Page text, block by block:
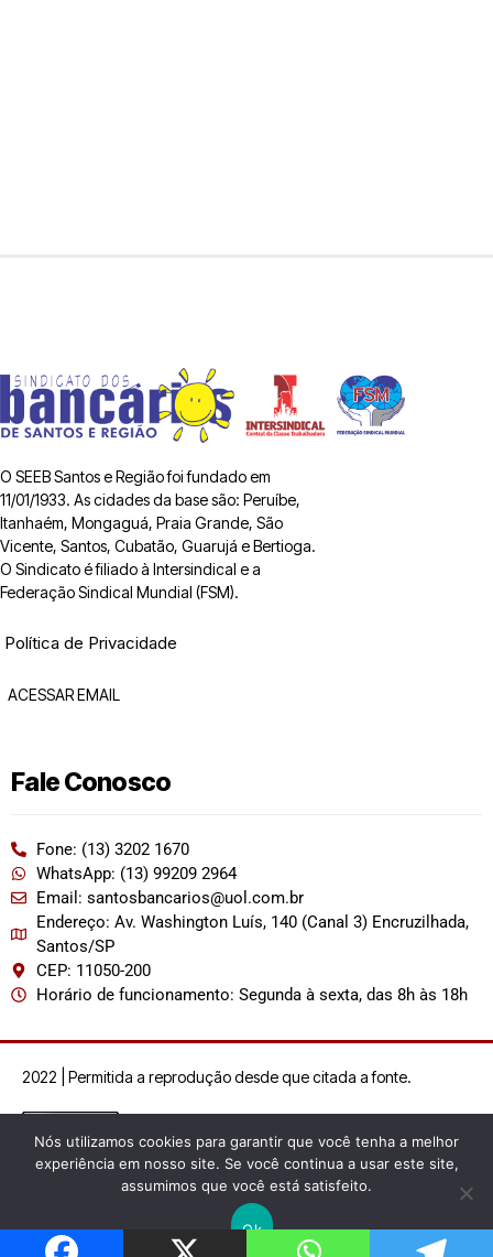
O SEEB Santos e Região foi fundado em
11/01/1933. As cidades da base são: Peruíbe,
Itanhaém, Mongaguá, Praia Grande, São
Vicente, Santos, Cubatão, Guarujá e Bertioga.
O Sindicato é filiado à Intersindical e a
Federação Sindical Mundial (FSM).
Política de Privacidade
ACESSAR EMAIL
Fale Conosco
Fone: (13) 3202 1670
WhatsApp: (13) 99209 2964
Email: santosbancarios@uol.com.br
Endereço: Av. Washington Luís, 140 (Canal 3) Encruzilhada,
Santos/SP
CEP: 11050-200
Horário de funcionamento: Segunda à sexta, das 8h às 18h
2022 | Permitida a reprodução desde que citada a fonte.
Nós utilizamos cookies para garantir que você tenha a melhor
experiência em nosso site. Se você continua a usar este site,
assumimos que você está satisfeito.
Ok